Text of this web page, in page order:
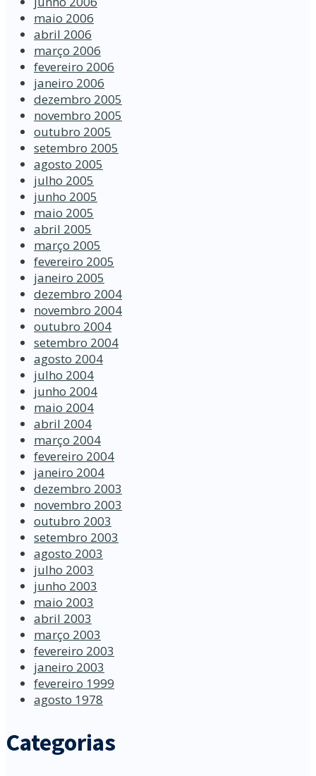
maio 2006
abril 2006
março 2006
fevereiro 2006
janeiro 2006
dezembro 2005
novembro 2005
outubro 2005
setembro 2005
agosto 2005
julho 2005
junho 2005
maio 2005
abril 2005
março 2005
fevereiro 2005
janeiro 2005
dezembro 2004
novembro 2004
outubro 2004
setembro 2004
agosto 2004
julho 2004
junho 2004
maio 2004
abril 2004
março 2004
fevereiro 2004
janeiro 2004
dezembro 2003
novembro 2003
outubro 2003
setembro 2003
agosto 2003
julho 2003
junho 2003
maio 2003
abril 2003
março 2003
fevereiro 2003
janeiro 2003
fevereiro 1999
agosto 1978
Categorias